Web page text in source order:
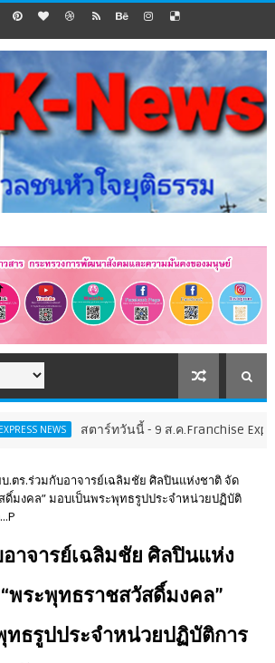
าร์ทวันนี้ - 9 ส.ค.Franchise Expo Thailand &
.ตร.ร่วมกับอาจารย์เฉลิมชัย ศิลปินแห่งชาติ จัด
ดิ์มงคล” มอบเป็นพระพุทธรูปประจำหน่วยปฏิบัติ
าจารย์เฉลิมชัย ศิลปินแห่ง
พระพุทธราชสวัสดิ์มงคล”
ทธรูปประจำหน่วยปฏิบัติการ